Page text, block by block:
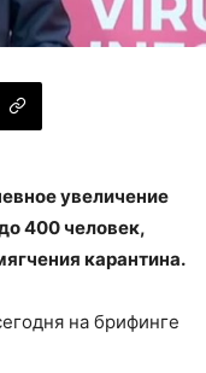
увеличение
400 человек,
карантина.
на брифинге